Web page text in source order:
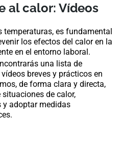
al calor: Vídeos
temperaturas, es fundamental
los efectos del calor en la
en el entorno laboral.
una lista de
breves y prácticos en
de forma clara y directa,
de calor,
y adoptar medidas